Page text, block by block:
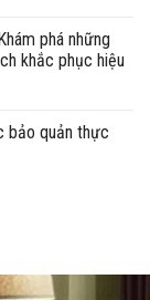
phá những
khắc phục hiệu
bảo quản thực